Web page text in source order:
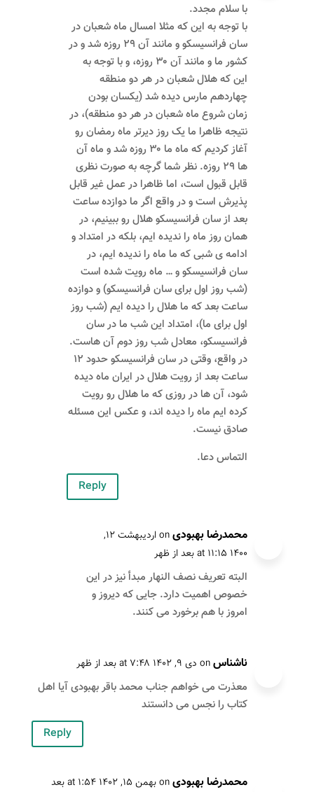
با سلام مجدد.
با توجه به این که مثلا امسال ماه شعبان در
سان فرانسیسکو و مانند آن ۲۹ روزه شد و در
کشور ما و مانند آن ۳۰ روزه، و با توجه به
این که هلال شعبان در هر دو منطقه
چهاردهم مارس دیده شد (یکسان بودن
زمان شروع ماه شعبان در هر دو منطقه)، در
نتیجه ظاهرا ما یک روز دیرتر ماه رمضان رو
آغاز کردیم که ماه ما ۳۰ روزه شد و ماه آن
ها ۲۹ روزه. نظر شما گرچه به صورت نظری
قابل قبول است، اما ظاهرا در عمل غیر قابل
پذیرش است و در واقع اگر ما دوازده ساعت
بعد از سان فرانسیسکو هلال رو ببینیم، در
همان روز ماه را ندیده ایم، بلکه در امتداد و
ادامه ی شبی که ما ماه را ندیده ایم، در
سان فرانسیسکو و … ماه رویت شده است
(شب روز اول برای سان فرانسیسکو) و دوازده
ساعت بعد که ما هلال را دیده ایم (شب روز
اول برای ما)، امتداد این شب ما در سان
فرانسیسکو، معادل شب روز دوم آن هاست.
در واقع، وقتی در سان فرانسیسکو حدود ۱۲
ساعت بعد از رویت هلال در ایران ماه دیده
شود، آن ها در روزی که ما هلال رو رویت
کرده ایم ماه را دیده اند، و عکس این مسئله
صادق نیست.
التماس دعا.
Reply
محمدرضا بهبودی
on اردیبهشت ۱۲,
۱۴۰۰ at ۱۱:۱۵ بعد از ظهر
البته تعریف نصف النهار مبدأ نیز در این
خصوص اهمیت دارد. جایی که دیروز و
امروز با هم برخورد می کنند.
ناشناسon دی ۹, ۱۴۰۲ at ۷:۴۸ بعد از ظهر
معذرت می خواهم جناب محمد باقر بهبودی آیا اهل
کتاب را نجس می دانستند
Reply
محمدرضا بهبودی
on بهمن ۱۵, ۱۴۰۲ at ۱:۵۴ بعد